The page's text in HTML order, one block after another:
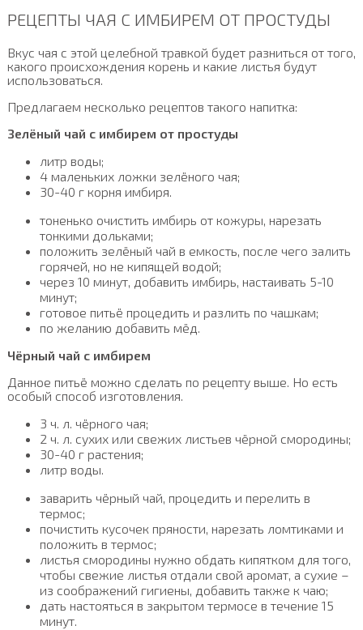
РЕЦЕПТЫ ЧАЯ С ИМБИРЕМ ОТ ПРОСТУДЫ
Вкус чая с этой целебной травкой будет разниться от того,
какого происхождения корень и какие листья будут
использоваться.
Предлагаем несколько рецептов такого напитка:
Зелёный чай с имбирем от простуды
литр воды;
4 маленьких ложки зелёного чая;
30-40 г корня имбиря.
тоненько очистить имбирь от кожуры, нарезать
тонкими дольками;
положить зелёный чай в емкость, после чего залить
горячей, но не кипящей водой;
через 10 минут, добавить имбирь, настаивать 5-10
минут;
готовое питьё процедить и разлить по чашкам;
по желанию добавить мёд.
Чёрный чай с имбирем
Данное питьё можно сделать по рецепту выше. Но есть
особый способ изготовления.
3 ч. л. чёрного чая;
2 ч. л. сухих или свежих листьев чёрной смородины;
30-40 г растения;
литр воды.
заварить чёрный чай, процедить и перелить в
термос;
почистить кусочек пряности, нарезать ломтиками и
положить в термос;
листья смородины нужно обдать кипятком для того,
чтобы свежие листья отдали свой аромат, а сухие –
из соображений гигиены, добавить также к чаю;
дать настояться в закрытом термосе в течение 15
минут.